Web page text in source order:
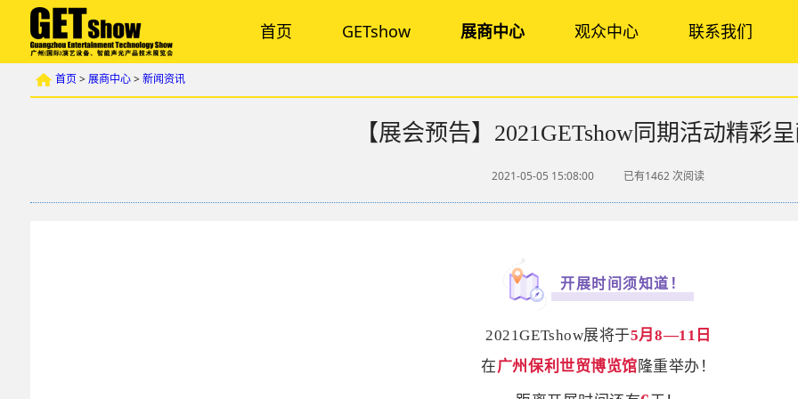
首页 GETshow 展商中心 观众中心 联系我们
首页>展商中心>新闻资讯
【展会预告】2021GETshow同期活动精彩
2021-05-05 15:08:00 已有1462次阅读
开展时间须知道！
2021GETshow展将于5月8—11日
在广州保利世贸博览馆 隆重举办！